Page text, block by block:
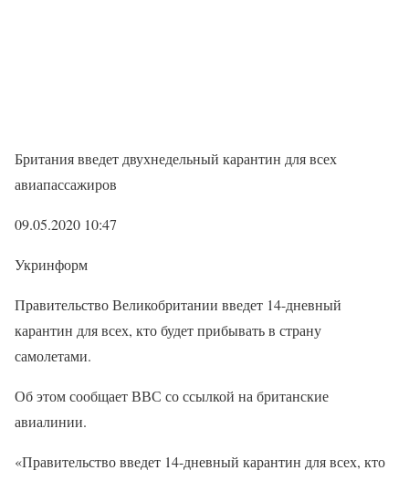
Британия введет двухнедельный карантин для всех
авиапассажиров
09.05.2020 10:47
Укринформ
Правительство Великобритании введет 14-дневный
карантин для всех, кто будет прибывать в страну
самолетами.
Об этом сообщает ВВС со ссылкой на британские
авиалинии.
«Правительство введет 14-дневный карантин для всех, кто